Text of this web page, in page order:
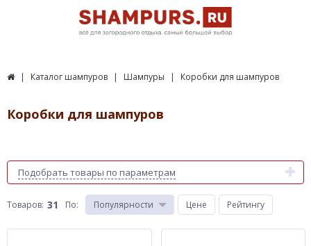
Каталог шампуров Шампуры Коробки для шампуров
Коробки для шампуров
Подобрать товары по параметрам
Товаров: 31 По: Популярности Цене Рейтингу